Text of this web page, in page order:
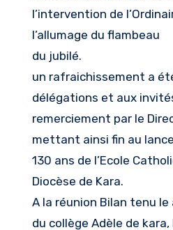
l’intervention de
l’allumage du flambeau
du jubilé.
un rafraichissement a
délégations et aux
remerciement par le
mettant ainsi fin au
130 ans de l’Ecole
Diocèse de Kara.
A la réunion Bilan tenu
du collège Adèle de